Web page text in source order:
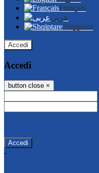
Français
عربى
Shqiptare
Accedi
Accedi
button close ×
-